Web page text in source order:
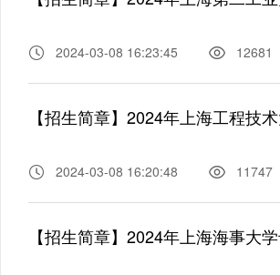
2024-03-08 16:23:45 12681
【招生简章】2024年上海工程技
2024-03-08 16:20:48 11747
【招生简章】2024年上海海事大